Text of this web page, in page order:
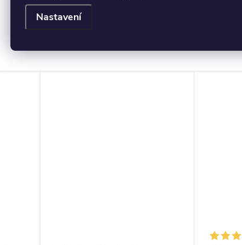
Nastavení
K tomuto produktu